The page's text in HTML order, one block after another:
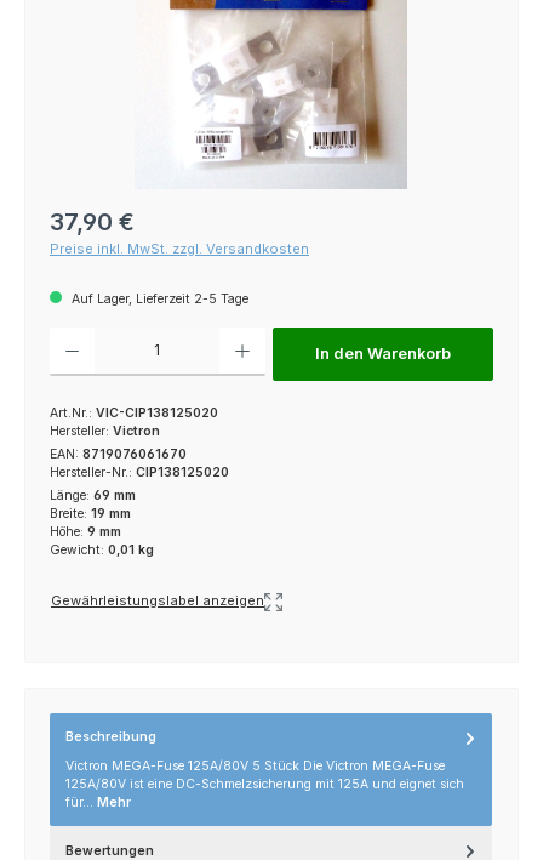
Regulärer Preis:
37,90 €
Preise inkl. MwSt. zzgl. Versandkosten
Auf Lager, Lieferzeit 2-5 Tage
Produkt Anzahl: Gib den gewünschten Wert ein oder benutze die
In den Warenkorb
Art.Nr.: VIC-CIP138125020
Hersteller: Victron
EAN: 8719076061670
Hersteller-Nr.: CIP138125020
Länge: 69 mm
Breite: 19 mm
Höhe: 9 mm
Gewicht: 0,01 kg
Gewährleistungslabel anzeigen
Beschreibung
Victron MEGA-Fuse 125A/80V 5 Stück Die Victron MEGA-Fuse
125A/80V ist eine DC-Schmelzsicherung mit 125A und eignet sich
für… Mehr
Bewertungen